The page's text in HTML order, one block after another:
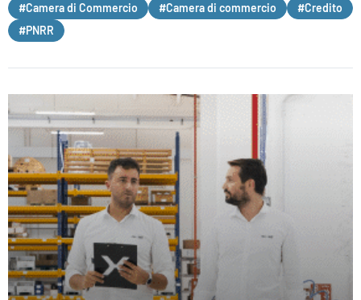
#Camera di Commercio #Camera di commercio
#Credito
#PNRR